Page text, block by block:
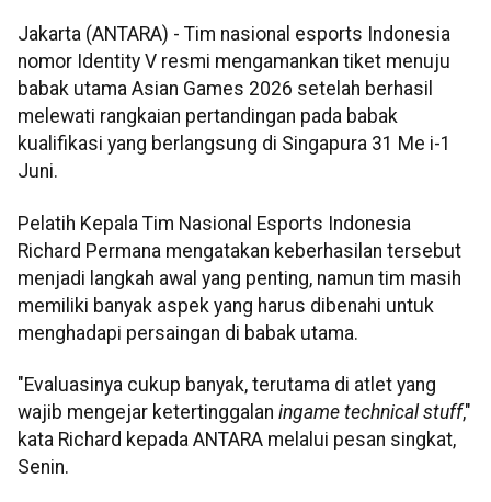
Jakarta (ANTARA) - Tim nasional esports Indonesia
nomor Identity V resmi mengamankan tiket menuju
babak utama Asian Games 2026 setelah berhasil
melewati rangkaian pertandingan pada babak
kualifikasi yang berlangsung di Singapura 31 Me i-1
Juni.
Pelatih Kepala Tim Nasional Esports Indonesia
Richard Permana mengatakan keberhasilan tersebut
menjadi langkah awal yang penting, namun tim masih
memiliki banyak aspek yang harus dibenahi untuk
menghadapi persaingan di babak utama.
"Evaluasinya cukup banyak, terutama di atlet yang
wajib mengejar ketertinggalan ingame technical stuff,"
kata Richard kepada ANTARA melalui pesan singkat,
Senin.